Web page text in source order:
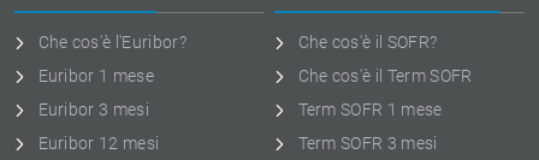
Che cos'è l'Euribor?
Euribor 1 mese
Euribor 3 mesi
Euribor 12 mesi
Che cos'è il SOFR?
Che cos'è il Term SOFR
Term SOFR 1 mese
Term SOFR 3 mesi